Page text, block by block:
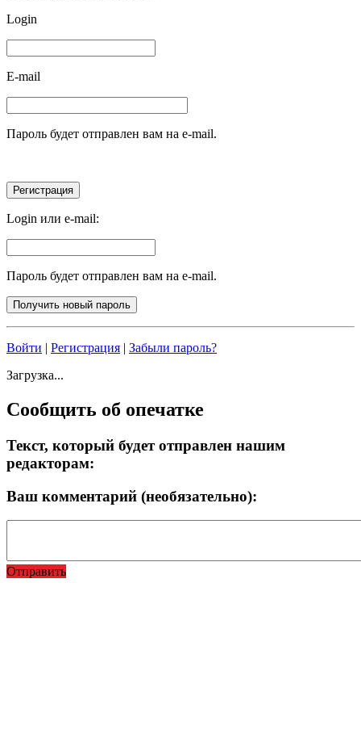
Login
E-mail
Пароль будет отправлен вам на e-mail.
Login или e-mail:
Пароль будет отправлен вам на e-mail.
Войти | Регистрация | Забыли пароль?
Загрузка...
Сообщить об опечатке
Текст, который будет отправлен нашим
редакторам:
Ваш комментарий (необязательно):
Отправить